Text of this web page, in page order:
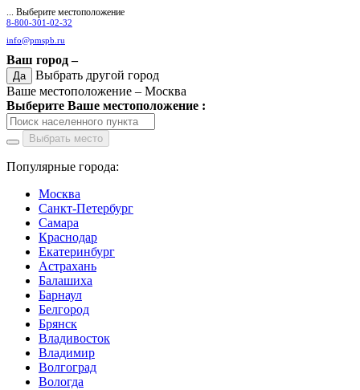
... Выберите местоположение
8-800-301-02-32
info@pmspb.ru
Ваш город –
Да
Выбрать другой город
Ваше местоположение – Москва
Выберите Ваше местоположение :
Выбрать место
Популярные города:
Москва
Санкт-Петербург
Самара
Краснодар
Екатеринбург
Астрахань
Балашиха
Барнаул
Белгород
Брянск
Владивосток
Владимир
Волгоград
Вологда